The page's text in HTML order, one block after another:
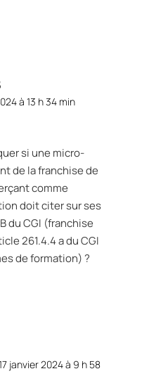
à 13 h 34 min
si une micro-
de la franchise de
comme
doit citer sur ses
du CGI (franchise
261.4.4 a du CGI
de formation) ?
janvier 2024 à 9 h 58